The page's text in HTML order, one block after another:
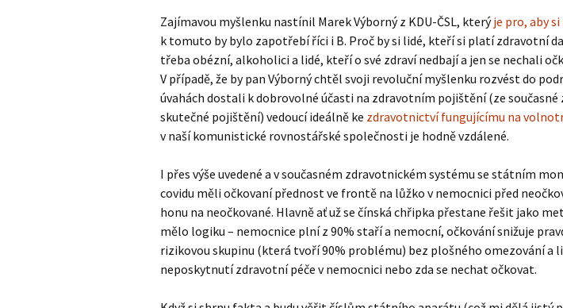
Zajímavou myšlenku nastínil Marek Výborný z KDU-ČSL, kterýje pro, aby
k tomuto by bylo zapotřebí říci i B. Proč by si lidé, kteří si platí zdravotní
třeba obézní, alkoholici a lidé, kteří o své zdraví nedbají a jen se nechali
V případě, že by pan Výborný chtěl svoji revoluční myšlenku rozvést do
úvahách dostali k dobrovolné účasti na zdravotním pojištění (ze
skutečné pojištění) vedoucí ideálně ke zdravotnictví fungujícímu na
v naší komunistické rovnostářské společnosti je hodně vzdálené.
I přes výše uvedené a v současném zdravotnickém systému se státním
covidu měli očkovaní přednost ve frontě na lůžko v nemocnici před
honu na neočkované. Hlavně ať už se čínská chřipka přestane řešit jako
mělo logiku – nemocnice plní z 90% staří a nemocní, očkování snižuje
rizikovou skupinu (která tvoří 90% problému) bez plošného omezování
neposkytnutí zdravotní péče v nemocnici nebo zda se nechat očkovat.